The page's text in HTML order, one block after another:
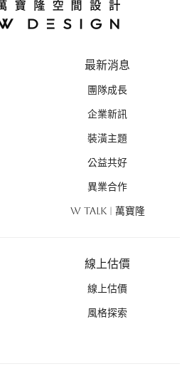
最新消息
團隊成長
企業新訊
裝潢主題
公益共好
異業合作
W TALK | 萬寶隆
線上估價
線上估價
風格探索